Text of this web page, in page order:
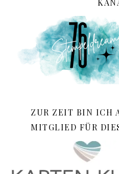
ZUR ZEIT BIN ICH
MITGLIED FÜR